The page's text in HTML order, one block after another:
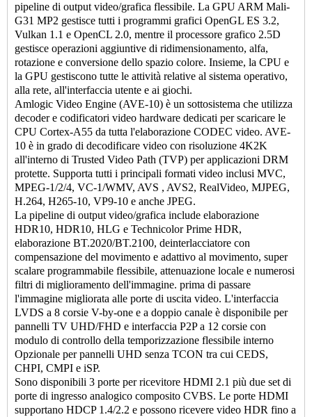
pipeline di output video/grafica flessibile. La GPU ARM Mali-
G31 MP2 gestisce tutti i programmi grafici OpenGL ES 3.2,
Vulkan 1.1 e OpenCL 2.0, mentre il processore grafico 2.5D
gestisce operazioni aggiuntive di ridimensionamento, alfa,
rotazione e conversione dello spazio colore. Insieme, la CPU e
la GPU gestiscono tutte le attività relative al sistema operativo,
alla rete, all'interfaccia utente e ai giochi.
Amlogic Video Engine (AVE-10) è un sottosistema che utilizza
decoder e codificatori video hardware dedicati per scaricare le
CPU Cortex-A55 da tutta l'elaborazione CODEC video. AVE-
10 è in grado di decodificare video con risoluzione 4K2K
all'interno di Trusted Video Path (TVP) per applicazioni DRM
protette. Supporta tutti i principali formati video inclusi MVC,
MPEG-1/2/4, VC-1/WMV, AVS , AVS2, RealVideo, MJPEG,
H.264, H265-10, VP9-10 e anche JPEG.
La pipeline di output video/grafica include elaborazione
HDR10, HDR10, HLG e Technicolor Prime HDR,
elaborazione BT.2020/BT.2100, deinterlacciatore con
compensazione del movimento e adattivo al movimento, super
scalare programmabile flessibile, attenuazione locale e numerosi
filtri di miglioramento dell'immagine. prima di passare
l'immagine migliorata alle porte di uscita video. L'interfaccia
LVDS a 8 corsie V-by-one e a doppio canale è disponibile per
pannelli TV UHD/FHD e interfaccia P2P a 12 corsie con
modulo di controllo della temporizzazione flessibile interno
Opzionale per pannelli UHD senza TCON tra cui CEDS,
CHPI, CMPI e iSP.
Sono disponibili 3 porte per ricevitore HDMI 2.1 più due set di
porte di ingresso analogico composito CVBS. Le porte HDMI
supportano HDCP 1.4/2.2 e possono ricevere video HDR fino a